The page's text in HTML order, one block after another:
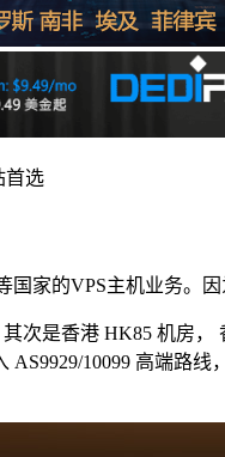
首选
家的VPS主机业务。
次是香港 HK85 机房，
10099 高端路线